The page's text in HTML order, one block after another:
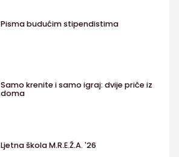
Pisma budućim stipendistima
Samo krenite i samo igraj: dvije priče iz
doma
Ljetna škola M.R.E.Ž.A. '26